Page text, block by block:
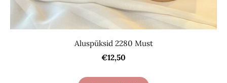
Aluspüksid 2280 Must
€12,50